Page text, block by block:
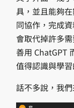
具，並且能夠
同協作，完成
會取代掉許多
善用 ChatGPT
值得認識與學習
話不多說，我